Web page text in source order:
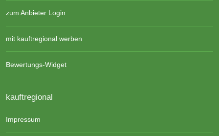
zum Anbieter Login
mit kauftregional werben
Bewertungs-Widget
kauftregional
Impressum